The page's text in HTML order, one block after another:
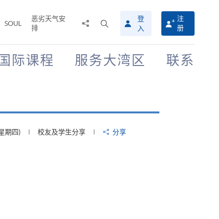
SOUL
恶劣天气安
排
搜
寻
介
登
入
注
册
国际课程 服务大湾区 联系
期四) 校友及学生分享 分享